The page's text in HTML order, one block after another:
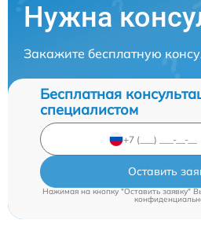
Нужна
Закажите бесплатную
Бесплатная
специалистом
Оставить
Нажимая на кнопку "Оставить заявку"